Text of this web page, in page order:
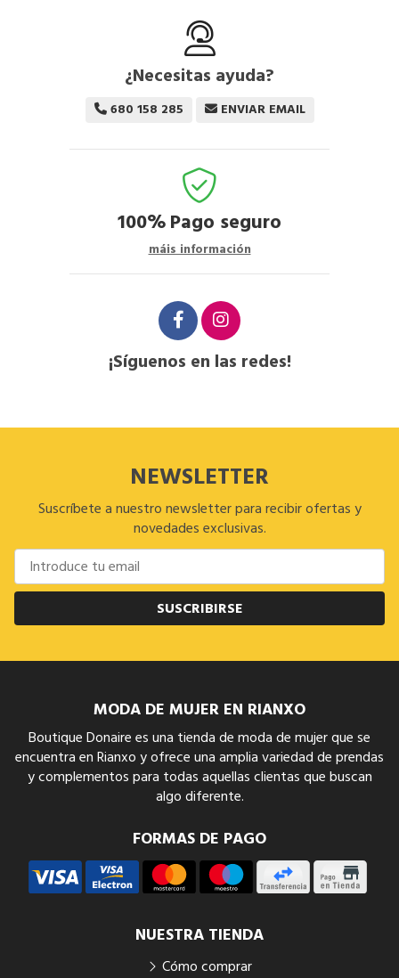
¿Necesitas ayuda?
680 158 285 ENVIAR EMAIL
100%Pago seguro
máis información
¡Síguenos en las redes!
NEWSLETTER
Suscríbete a nuestro newsletter para recibir ofertas y
novedades exclusivas.
SUSCRIBIRSE
MODA DE MUJER EN RIANXO
Boutique Donaire es una tienda de moda de mujer que se
encuentra en Rianxo y ofrece una amplia variedad de prendas
y complementos para todas aquellas clientas que buscan
algo diferente.
FORMAS DE PAGO
NUESTRA TIENDA
Cómo comprar